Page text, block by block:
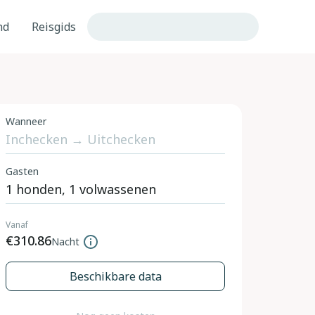
Reisgids
Wanneer
Gasten
Vanaf
€310.86Nacht
Beschikbare data